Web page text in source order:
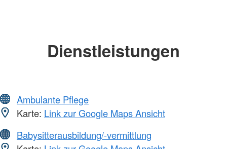
Dienstleistungen
Ambulante Pflege
Karte: Link zur Google Maps Ansicht
Babysitterausbildung/-vermittlung